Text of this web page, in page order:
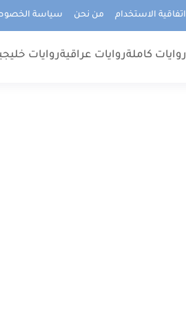
اتفاقية الاستخدام من نحن سياسة
روايات كاملةروايات عراقيةروايات